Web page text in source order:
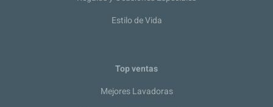
Estilo de Vida
Top ventas
Mejores Lavadoras